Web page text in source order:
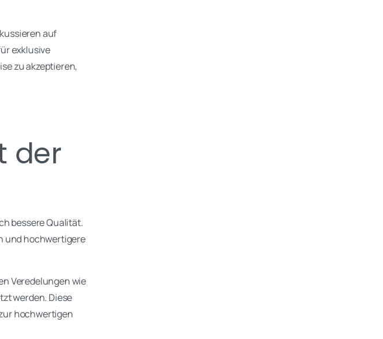
auf
exklusive
zu akzeptieren,
der
bessere Qualität.
und hochwertigere
Veredelungen wie
werden. Diese
hochwertigen